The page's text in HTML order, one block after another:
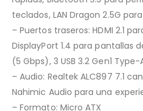
teclados, LAN Dragon 2.5G
– Puertos traseros: HDMI 2.1
DisplayPort 1.4 para pantallas
(5 Gbps), 3 USB 3.2 Gen1 Type-
– Audio: Realtek ALC897 7.1
Nahimic Audio para una
– Formato: Micro ATX